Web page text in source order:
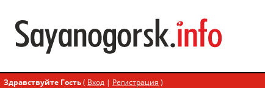
Здравствуйте Гость( Вход | Регистрация )